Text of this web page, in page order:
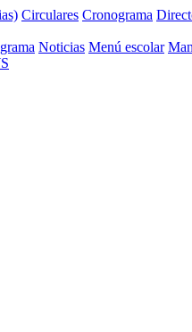
Circulares Cronograma
Noticias Menú escolar